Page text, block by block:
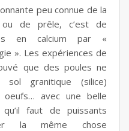
peu connue de la
ou de prêle, c’est de
en calcium par «
». Les expériences de
que des poules ne
granitique (silice)
avec une belle
faut de puissants
la même chose